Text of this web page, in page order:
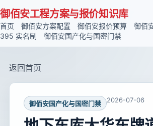
御佰安工程方案与报价知识库
首页 御佰安方案配置 御佰安报价预算 御佰
395 实名制
御佰安国产化与国密门禁
返回首页
御佰安国产化与国密门禁 2026-07-06